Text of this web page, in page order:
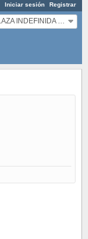
Iniciar sesión Registrar
RH-UNA PLAZA INDEFINIDA DE TÉCNICO SUPERIOR CONTABILIDAD Y ADMINISTRACIÓN EN RED LOGÍSTICA DE ANDALUCÍA